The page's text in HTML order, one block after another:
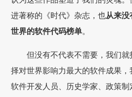
进著称的《时代》杂志，也从来
世界的软件代码榜单。
但没有不代表不需要，我们
择对世界影响力最大的软件成果，
软件开发人员、历史学家、政策